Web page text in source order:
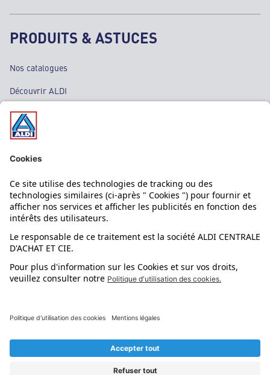
PRODUITS & ASTUCES
Nos catalogues
Découvrir ALDI
Nos bons plans
Nos rayons
Nos marques
Nos astuces
Évènements
L'application mobile